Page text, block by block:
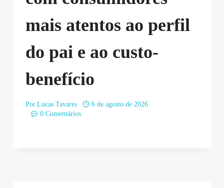
mais atentos ao perfil
do pai e ao custo-
benefício
Por Lucas Tavares
6 de agosto de 2026
0 Comentários